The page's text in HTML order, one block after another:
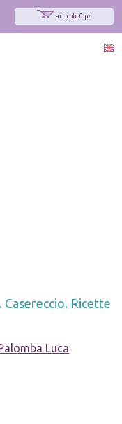
articoli: 0 pz.
Casereccio. Ricette
Luca